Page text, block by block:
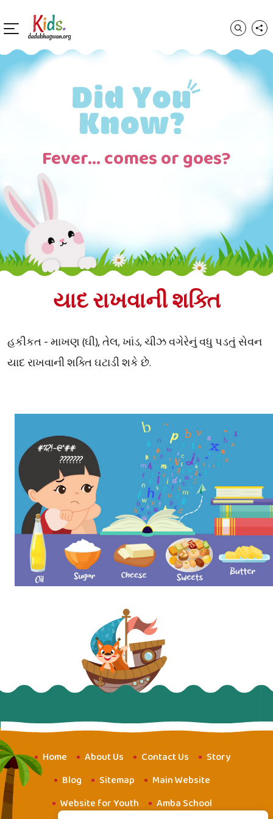
Fever… comes or goes?
યાદ રાખવાની શક્તિ
હકીકત - માખણ (ઘી), તેલ, ખાંડ, ચીઝ વગેરેનું વધુ પડતું સેવન
યાદ રાખવાની શક્તિ ઘટાડી શકે છે.
Home About Us Contact Us
Story
Blog
Sitemap
Main Website
Website for Youth
Amba School